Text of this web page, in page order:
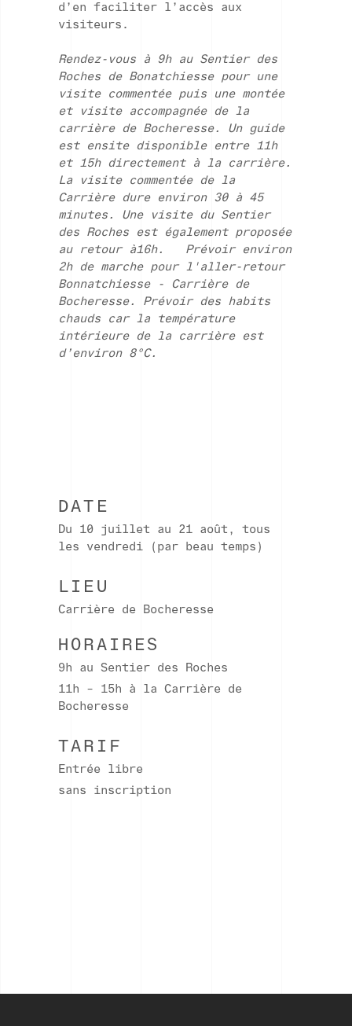
d’en faciliter l’accès aux
visiteurs.
Rendez-vous à 9h au Sentier des
Roches de Bonatchiesse pour une
visite commentée puis une montée
et visite accompagnée de la
carrière de Bocheresse. Un guide
est ensite disponible entre 11h
et 15h directement à la carrière.
La visite commentée de la
Carrière dure environ 30 à 45
minutes. Une visite du Sentier
des Roches est également proposée
au retour à16h.
Prévoir environ
2h de marche pour l'aller-retour
Bonnatchiesse - Carrière de
Bocheresse. Prévoir des habits
chauds car la température
intérieure de la carrière est
d’environ 8°C.
DATE
Du 10 juillet au 21 août, tous
les vendredi (par beau temps)
LIEU
Carrière de Bocheresse
HORAIRES
9h au Sentier des Roches
11h – 15h à la Carrière de
Bocheresse
TARIF
Entrée libre
sans inscription